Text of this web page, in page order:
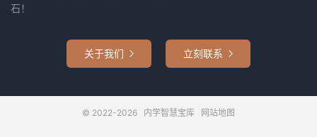
石！
关于我们  立刻联系 
© 2022-2026 内学智慧宝库 网站地图